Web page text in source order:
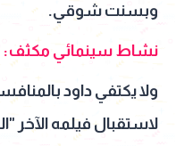
وبسنت شوقي.
نشاط سينمائي مكثف:
ولا يكتفي داود